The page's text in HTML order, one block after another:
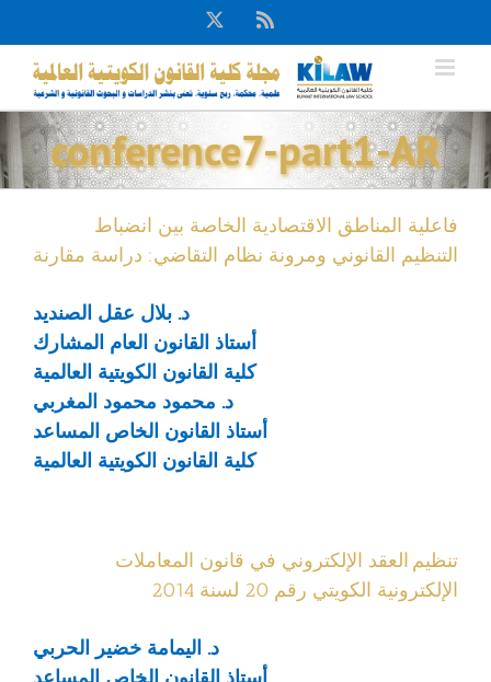
to
content
Rss
X
conference7-part1-AR
فاعلية المناطق الاقتصادية الخاصة بين انضباط
التنظيم القانوني ومرونة نظام التقاضي: دراسة مقارنة
د. بلال عقل الصنديد
أستاذ القانون العام المشارك
كلية القانون الكويتية العالمية
د. محمود محمود المغربي
أستاذ القانون الخاص المساعد
كلية القانون الكويتية العالمية
تنظيم العقد الإلكتروني في قانون المعاملات
الإلكترونية الكويتي رقم 20 لسنة 2014
د. اليمامة خضير الحربي